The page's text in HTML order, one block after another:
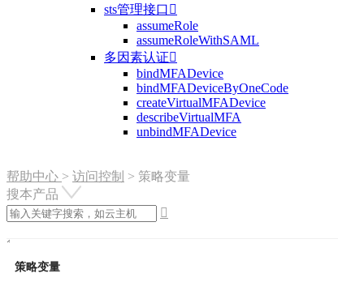
sts管理接口 
assumeRole
assumeRoleWithSAML
多因素认证
bindMFADevice
bindMFADeviceByOneCode
createVirtualMFADevice
describeVirtualMFA
unbindMFADevice
帮助中心 > 访问控制 > 策略变量
搜本产品

策略变量